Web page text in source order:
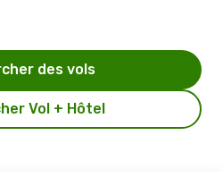
Vol + Hôtel
des vols